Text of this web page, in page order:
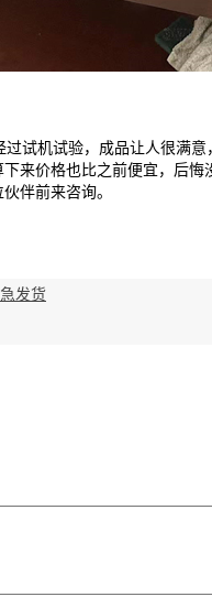
试机试验，成品让人很满
下来价格也比之前便宜，后悔
伴前来咨询。
发货